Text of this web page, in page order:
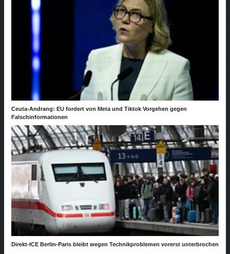
Ceuta-Andrang: EU fordert von Meta und Tiktok Vorgehen gegen
Falschinformationen
Direkt-ICE Berlin-Paris bleibt wegen Technikproblemen vorerst unterbrochen